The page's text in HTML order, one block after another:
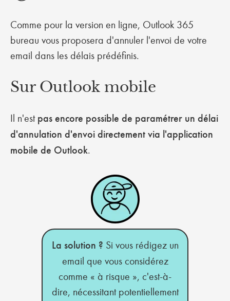
Comme pour la version en ligne, Outlook 365
bureau vous proposera d'annuler l'envoi de votre
email dans les délais prédéfinis.
Sur Outlook mobile
Il n'est pas encore possible de paramétrer un délai
d'annulation d'envoi directement via l'application
mobile de Outlook.
La solution ? Si vous rédigez un
email que vous considérez
comme « à risque », c'est-à-
dire, nécessitant potentiellement